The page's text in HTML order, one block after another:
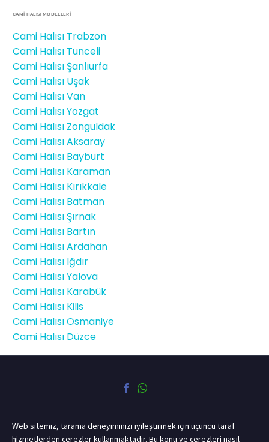
CAMİ HALISI MODELLERI
Cami Halısı Trabzon
Cami Halısı Tunceli
Cami Halısı Şanlıurfa
Cami Halısı Uşak
Cami Halısı Van
Cami Halısı Yozgat
Cami Halısı Zonguldak
Cami Halısı Aksaray
Cami Halısı Bayburt
Cami Halısı Karaman
Cami Halısı Kırıkkale
Cami Halısı Batman
Cami Halısı Şırnak
Cami Halısı Bartın
Cami Halısı Ardahan
Cami Halısı Iğdır
Cami Halısı Yalova
Cami Halısı Karabük
Cami Halısı Kilis
Cami Halısı Osmaniye
Cami Halısı Düzce
Web sitemiz, tarama deneyiminizi iyileştirmek için üçüncü taraf
hizmetlerden çerezler kullanmaktadır. Bu konu ve çerezleri nasıl